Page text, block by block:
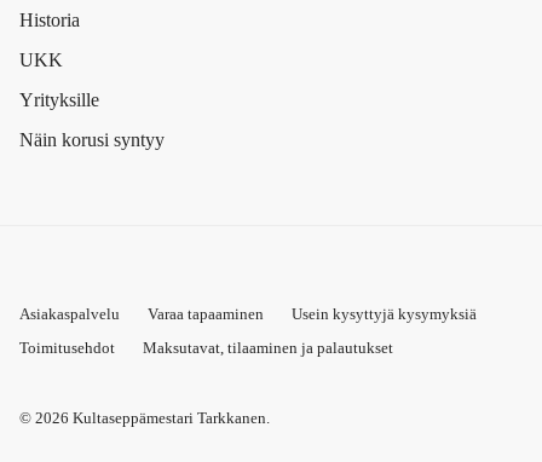
Historia
UKK
Yrityksille
Näin korusi syntyy
Asiakaspalvelu Varaa tapaaminen
Usein kysyttyjä kysymyksiä
Toimitusehdot
Maksutavat, tilaaminen ja palautukset
© 2026 Kultaseppämestari Tarkkanen